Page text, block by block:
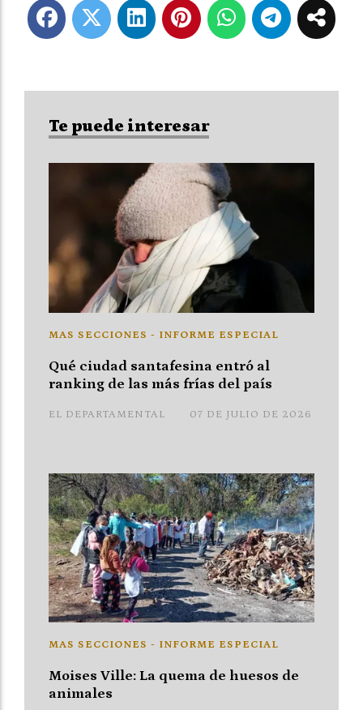
Te puede interesar
Qué ciudad santafesina entró al
ranking de las más frías del país
EL DEPARTAMENTAL
MAS SECCIONES - INFORME ESPECIAL
07 DE JULIO DE 2026
Moises Ville: La quema de huesos de
animales
MAS SECCIONES - INFORME ESPECIAL